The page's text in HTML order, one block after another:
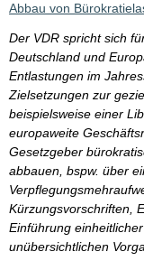
Abbau von
Der VDR spricht sich
Deutschland und
Entlastungen im
Zielsetzungen zur
beispielsweise einer
europaweite
Gesetzgeber
abbauen, bspw. über
Kürzungsvorschriften,
Einführung
unübersichtlichen